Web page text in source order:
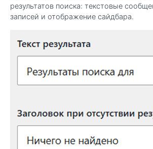
результатов поиска: текстовые
записей и отображение сайдбара.